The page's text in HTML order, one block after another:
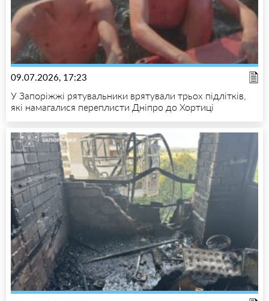
09.07.2026, 17:23
У Запоріжжі рятувальники врятували трьох підлітків,
які намагалися переплисти Дніпро до Хортиці